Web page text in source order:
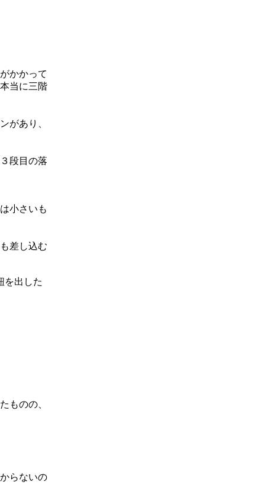
かかって
当に三階
があり、
段目の落
小さいも
差し込む
を出した
ものの、
らないの